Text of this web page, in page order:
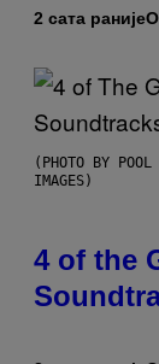
2 сата раније
(PHOTO BY
IMAGES)
4 of the